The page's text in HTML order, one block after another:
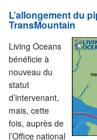
L’allongement du
TransMountain
Living Oceans
bénéficie à
nouveau du
statut
d’intervenant,
mais, cette
fois, auprès de
l’Office national